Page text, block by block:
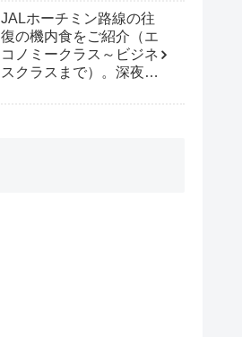
JALホーチミン路線の往
復の機内食をご紹介（エ
コノミークラス～ビジネ
スクラスまで）。深夜便